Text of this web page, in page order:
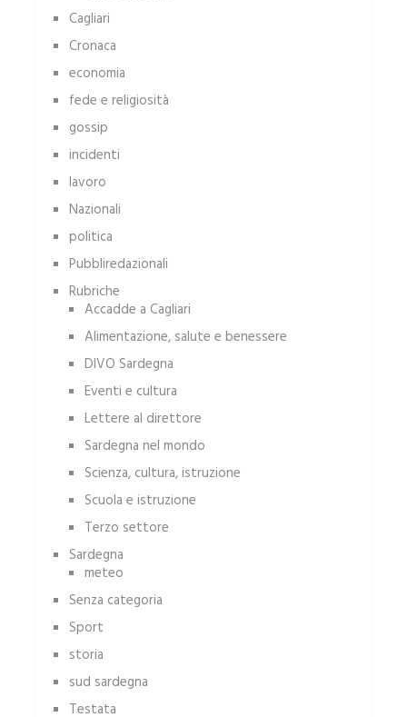
Cagliari
Cronaca
economia
fede e religiosità
gossip
incidenti
lavoro
Nazionali
politica
Pubbliredazionali
Rubriche
Accadde a Cagliari
Alimentazione, salute e benessere
DIVO Sardegna
Eventi e cultura
Lettere al direttore
Sardegna nel mondo
Scienza, cultura, istruzione
Scuola e istruzione
Terzo settore
Sardegna
meteo
Senza categoria
Sport
storia
sud sardegna
Testata